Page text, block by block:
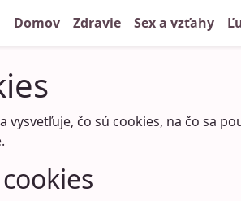
Domov Zdravie Sex a vzťahy
vysvetľuje, čo sú cookies, na čo sa